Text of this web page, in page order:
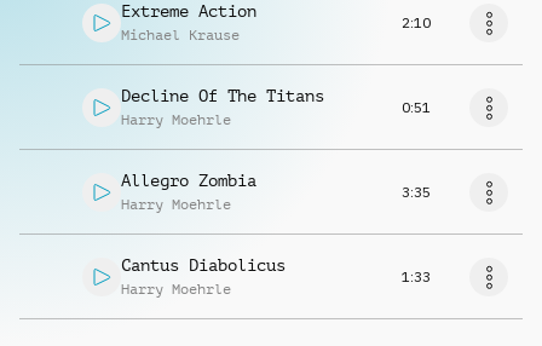
Extreme Action
Michael Krause
2:10
Decline Of The Titans
Harry Moehrle
0:51
Allegro Zombia
Harry Moehrle
3:35
Cantus Diabolicus
Harry Moehrle
1:33